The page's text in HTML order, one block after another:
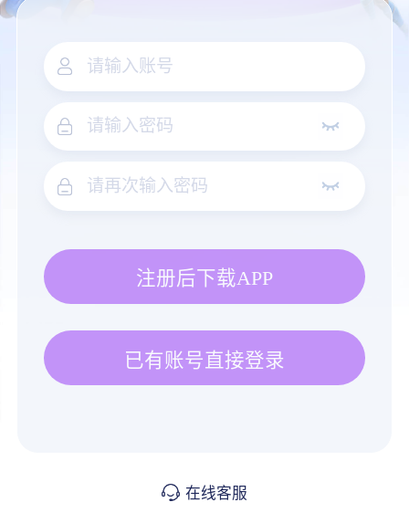
注册后下载APP
已有账号直接登录
在线客服